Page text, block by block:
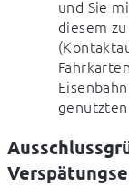
und Sie
diesem